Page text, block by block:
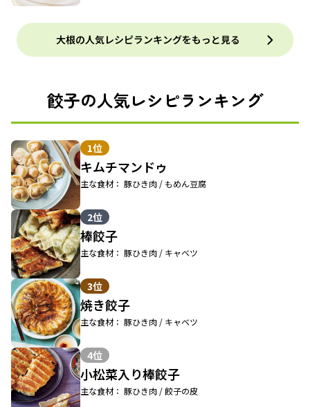
大根の人気レシピランキングをもっと見る
餃子の人気レシピランキング
1位
キムチマンドゥ
主な食材： 豚ひき肉 / もめん豆腐
2位
棒餃子
主な食材： 豚ひき肉 / キャベツ
3位
焼き餃子
主な食材： 豚ひき肉 / キャベツ
4位
小松菜入り棒餃子
主な食材： 豚ひき肉 / 餃子の皮